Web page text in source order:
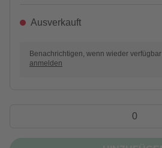
Ausverkauft
Benachrichtigen, wenn wieder verfügbar
anmelden